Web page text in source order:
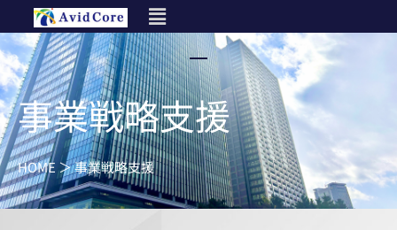
容
を
ス
キ
ッ
プ 事業戦略支援
HOME ＞ 事業戦略支援